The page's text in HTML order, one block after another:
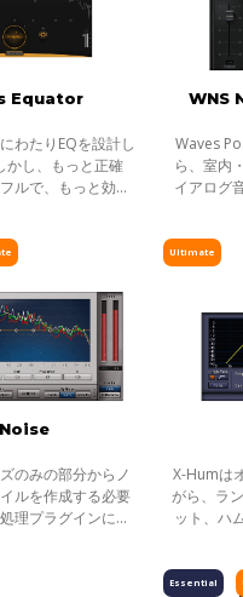
ス
グ
ション／ディストーション
ション
イムシフト
ルメント
ース
ンミキシング
ューション
Equator
わたりEQを設計し
かし、もっと正確
ルで、もっと効率
フローのほとんど
WNS
Waves
ら、室内
イアログ
のみの部分からノ
ルを作成する必要
理プラグインに、
したZ-Noise。ミッ
Ultimate
X-Humは
がら、ラ
ット、ハ
際に引き
Essential